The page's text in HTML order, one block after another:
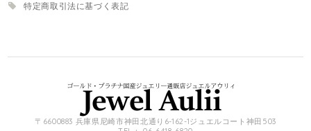
特定商取引法に基づく表記
〒6600883 兵庫県尼崎市神田北通り6-162-1ジュエルコート神田503